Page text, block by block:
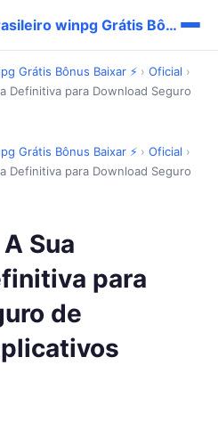
💎 winpg Rápido Brasileiro winpg Grátis Bônus Baixar ⚡
Grátis Bônus Baixar ⚡ › Oficial ›
Definitiva para Download Seguro
Grátis Bônus Baixar ⚡ › Oficial ›
Definitiva para Download Seguro
Sua
para
de